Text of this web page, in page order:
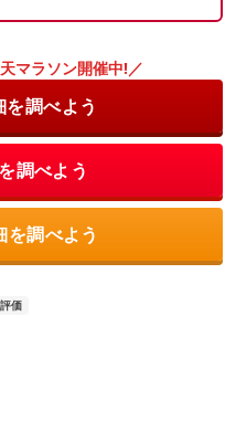
マラソン開催中!／
調べよう
調べよう
調べよう
価